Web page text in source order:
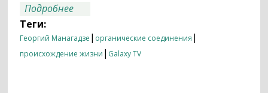
Подробнее
Теги:
Георгий Манагадзе | органические соединения |
происхождение жизни | Galaxy TV